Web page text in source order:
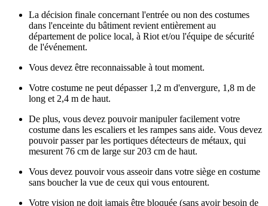
La décision finale concernant l'entrée ou non des costumes
dans l'enceinte du bâtiment revient entièrement au
département de police local, à Riot et/ou l'équipe de sécurité
de l'événement.
Vous devez être reconnaissable à tout moment.
Votre costume ne peut dépasser 1,2 m d'envergure, 1,8 m de
long et 2,4 m de haut.
De plus, vous devez pouvoir manipuler facilement votre
costume dans les escaliers et les rampes sans aide. Vous devez
pouvoir passer par les portiques détecteurs de métaux, qui
mesurent 76 cm de large sur 203 cm de haut.
Vous devez pouvoir vous asseoir dans votre siège en costume
sans boucher la vue de ceux qui vous entourent.
Votre vision ne doit jamais être bloquée (sans avoir besoin de